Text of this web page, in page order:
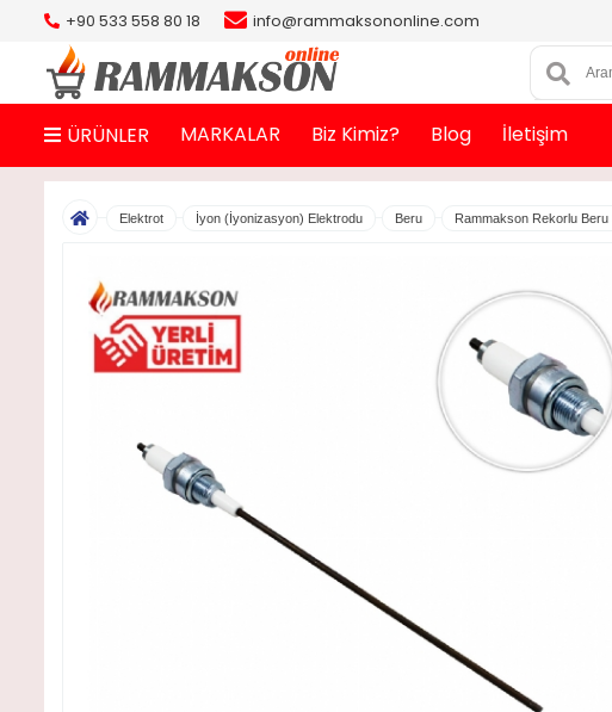
+90 533 558 80 18 info@rammaksononline.com
ÜRÜNLER MARKALAR Biz Kimiz? Blog İletişim
Elektrot İyon (İyonizasyon) Elektrodu Beru Rammakson Rekorlu